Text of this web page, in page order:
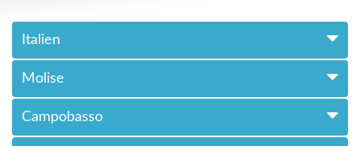
Italien
Molise
Campobasso